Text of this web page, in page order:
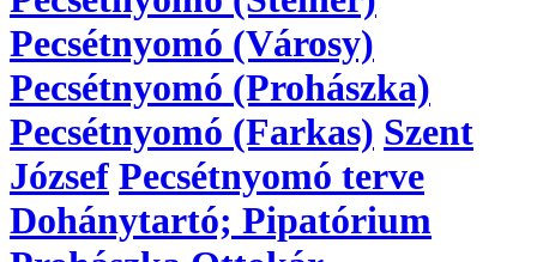
Pecsétnyomó (Városy)
Pecsétnyomó (Prohászka)
Pecsétnyomó (Farkas) Szent
József Pecsétnyomó terve
Dohánytartó; Pipatórium